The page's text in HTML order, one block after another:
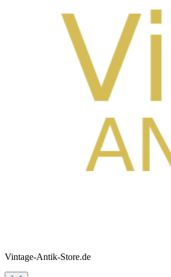
Vintage-Antik-Store.de